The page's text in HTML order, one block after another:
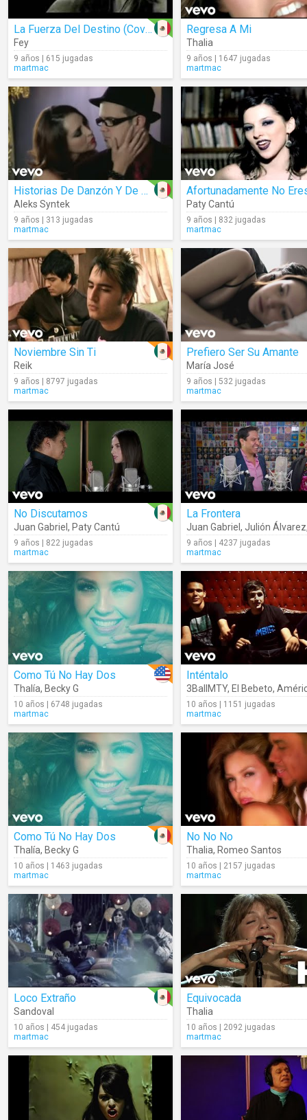
La Fuerza Del Destino (Cover)
Fey
9 años | 615 jugadas
martmac
Regresa A Mi
Thalia
9 años | 1647 jugadas
martmac
Historias De Danzón Y De Arrabal
Aleks Syntek
9 años | 313 jugadas
martmac
Afortunadamente No
Paty Cantú
9 años | 832 jugadas
martmac
Noviembre Sin Ti
Reik
9 años | 8797 jugadas
martmac
Prefiero Ser Su Amante
María José
9 años | 532 jugadas
martmac
No Discutamos
Juan Gabriel , Paty Cantú
9 años | 822 jugadas
martmac
La Frontera
Juan Gabriel , Julión Álvarez
9 años | 4237 jugadas
martmac
Como Tú No Hay Dos
Thalía, Becky G
10 años | 6748 jugadas
martmac
Inténtalo
3BallMTY, El Bebeto,
10 años | 1151 jugadas
martmac
Como Tú No Hay Dos
Thalía, Becky G
10 años | 1463 jugadas
martmac
No No No
Thalia, Romeo Santos
10 años | 2157 jugadas
martmac
Loco Extraño
Sandoval
10 años | 454 jugadas
martmac
Equivocada
Thalia
10 años | 2092 jugadas
martmac